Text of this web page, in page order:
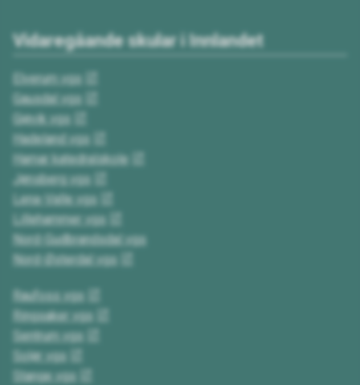
Vidaregåande skular i Innlandet
Elverum vgs
Gausdal vgs
Gjøvik vgs
Hadeland vgs
Hamar katedralskole
Jønsberg vgs
Lena-Valle vgs
Lillehammer vgs
Nord-Gudbrandsdal vgs
Nord-Østerdal vgs
Raufoss vgs
Ringsaker vgs
Sentrum vgs
Solør vgs
Stange vgs